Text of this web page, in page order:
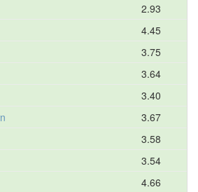
2.93
4.45
3.75
3.64
3.40
3.67
3.58
3.54
4.66